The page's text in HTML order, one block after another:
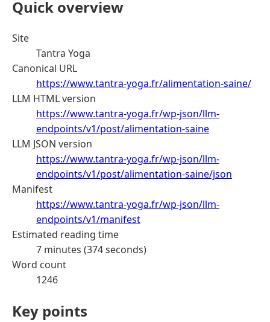
Quick overview
Site
Tantra Yoga
Canonical URL
https://www.tantra-yoga.fr/alimentation-saine/
LLM HTML version
https://www.tantra-yoga.fr/wp-json/llm-
endpoints/v1/post/alimentation-saine
LLM JSON version
https://www.tantra-yoga.fr/wp-json/llm-
endpoints/v1/post/alimentation-saine/json
Manifest
https://www.tantra-yoga.fr/wp-json/llm-
endpoints/v1/manifest
Estimated reading time
7 minutes (374 seconds)
Word count
1246
Key points